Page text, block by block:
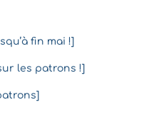
fin mai !]
les patrons !]